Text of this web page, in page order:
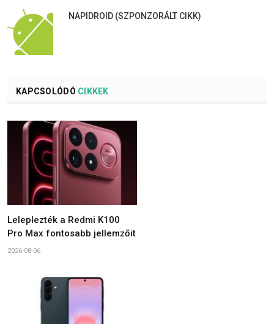
NAPIDROID (SZPONZORÁLT CIKK)
KAPCSOLÓDÓ CIKKEK
Leleplezték a Redmi K100
Pro Max fontosabb jellemzőit
2026-08-06